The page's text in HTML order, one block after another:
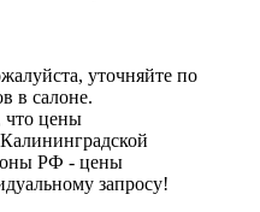
уточняйте по
в салоне.
цены
РФ - цены
запросу!